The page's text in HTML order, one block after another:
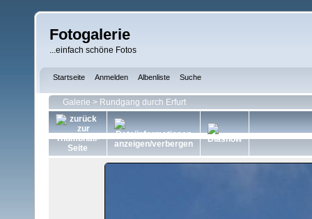
Fotogalerie
...einfach schöne Fotos
Startseite Anmelden Albenliste Suche
Galerie > Rundgang durch Erfurt